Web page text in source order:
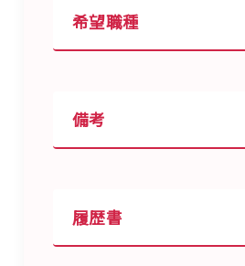
希望職種
備考
履歴書